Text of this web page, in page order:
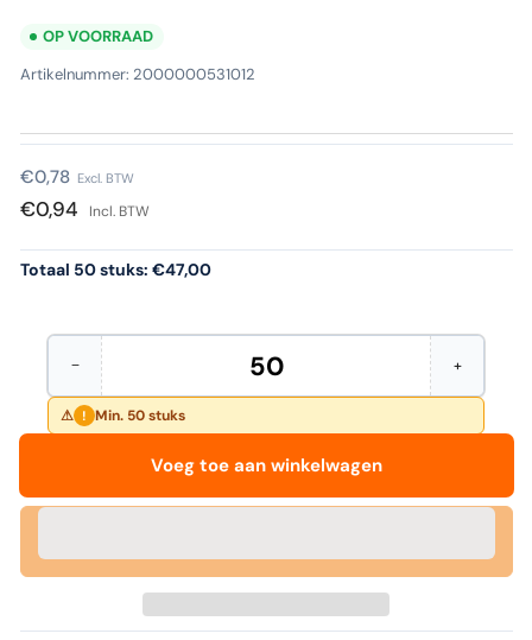
OP VOORRAAD
Artikelnummer: 2000000531012
Normale
prijs
€0,78 Excl. BTW
€0,94 Incl. BTW
Totaal 50 stuks: €47,00
−Aantal
verminderen
voor
Quantore
Archiefdoos
230x80x350mm
Hoeveelheid +Verhoog
het
voor
folio
! Min. 50 stuks
Voeg toe aan winkelwagen